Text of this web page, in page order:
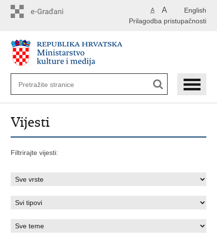
English
A A
Prilagodba pristupačnosti
Vijesti
Filtrirajte vijesti: